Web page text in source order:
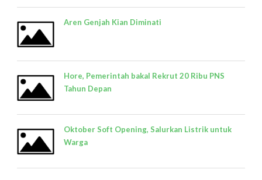
Aren Genjah Kian Diminati
Hore, Pemerintah bakal Rekrut 20 Ribu PNS
Tahun Depan
Oktober Soft Opening, Salurkan Listrik untuk
Warga